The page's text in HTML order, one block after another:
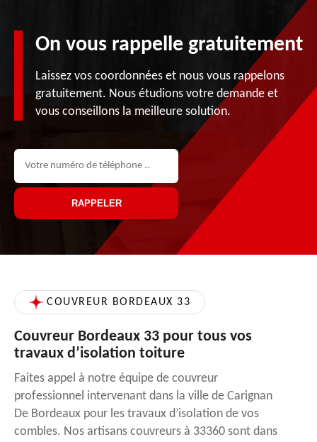
On vous rappelle gratuitement
Laissez vos coordonnées et nous vous rappelons
gratuitement. Nous étudions votre demande et
vous conseillons la meilleure solution.
COUVREUR BORDEAUX 33
Couvreur Bordeaux 33 pour tous vos
travaux d’isolation toiture
Faites appel à notre équipe de couvreur
professionnel intervenant dans la ville de Carignan
De Bordeaux pour les travaux d’isolation de vos
combles. Nos artisans couvreurs à 33360 sont dans